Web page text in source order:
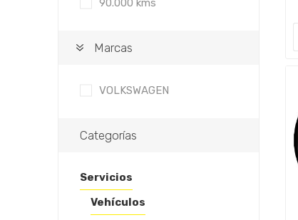
90.000 kms
Marcas
VOLKSWAGEN
Categorías
Servicios
Vehículos